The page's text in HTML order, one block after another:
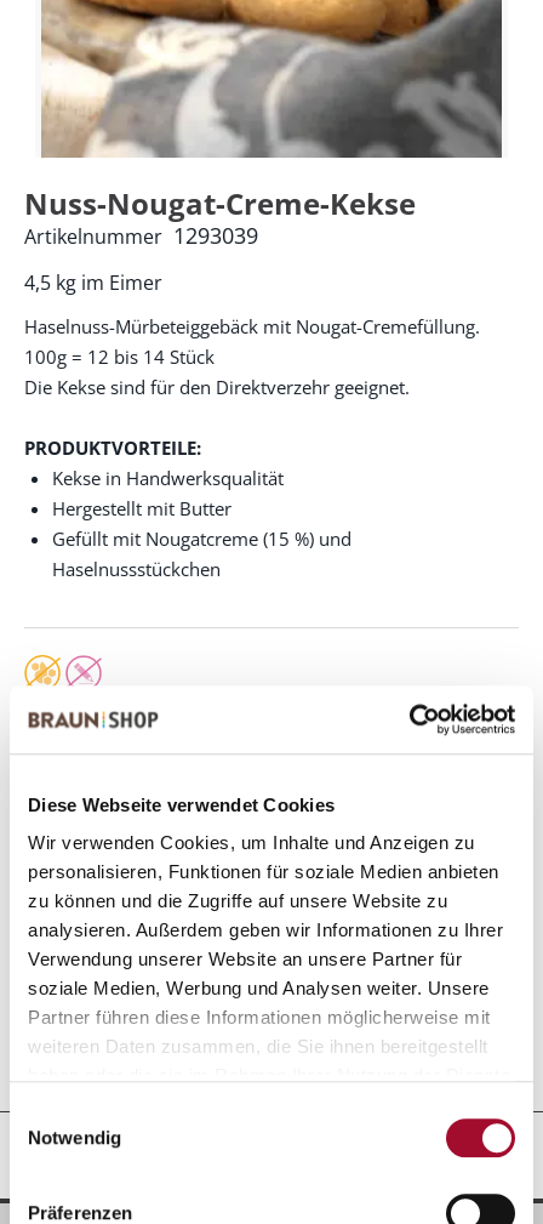
Diese Webseite verwendet Cookies
Wir verwenden Cookies, um Inhalte und Anzeigen zu
personalisieren, Funktionen für soziale Medien anbieten
zu können und die Zugriffe auf unsere Website zu
analysieren. Außerdem geben wir Informationen zu Ihrer
Verwendung unserer Website an unsere Partner für
soziale Medien, Werbung und Analysen weiter. Unsere
Partner führen diese Informationen möglicherweise mit
weiteren Daten zusammen, die Sie ihnen bereitgestellt
Einwilligungsauswahl
Notwendig
Präferenzen
Nuss-Nougat-Creme-Kekse
4,5 kg im Eimer
Artikelnummer 1293039
Haselnuss-Mürbeteiggebäck mit Nougat-Cremefüllung.
100g = 12 bis 14 Stück
Die Kekse sind für den Direktverzehr geeignet.
PRODUKTVORTEILE:
Kekse in Handwerksqualität
Hergestellt mit Butter
Gefüllt mit Nougatcreme (15 %) und
Haselnussstückchen
Das könnte Sie auch interessieren:
Bratapfel-Kekse
3,5 kg im Eimer
Bunte Schokokekse
REZEPTIDEEN